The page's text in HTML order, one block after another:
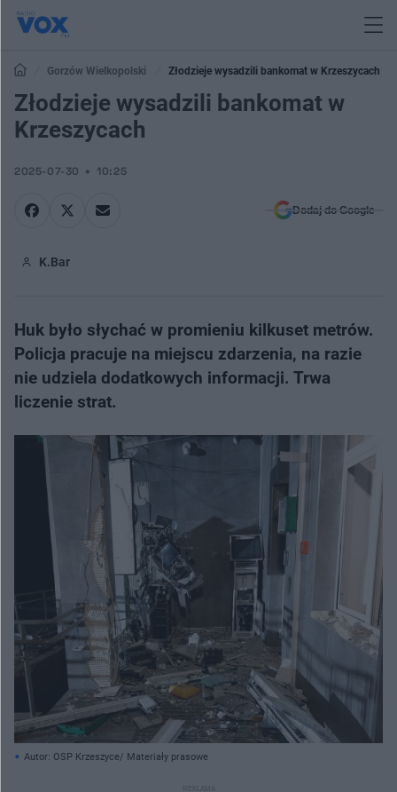
Gorzów Wielkopolski Złodzieje wysadzili bankomat w Krzeszycach
Złodzieje wysadzili bankomat w
Krzeszycach
2025-07-30 10:25
Dodaj do Google
K.Bar
Huk było słychać w promieniu kilkuset metrów.
Policja pracuje na miejscu zdarzenia, na razie
nie udziela dodatkowych informacji. Trwa
liczenie strat.
Autor: OSP Krzeszyce/ Materiały prasowe